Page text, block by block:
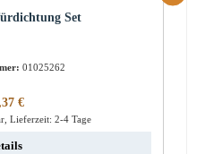
Set
01025262
Preis:
€
Lieferzeit: 2-4 Tage